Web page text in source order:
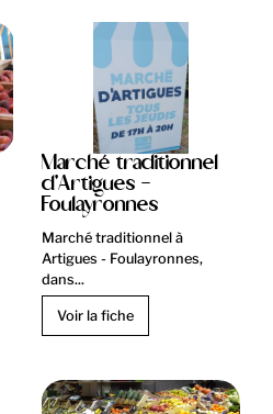
Marché traditionnel
d'Artigues -
Foulayronnes
Marché traditionnel à
Artigues - Foulayronnes,
dans...
Voir la fiche